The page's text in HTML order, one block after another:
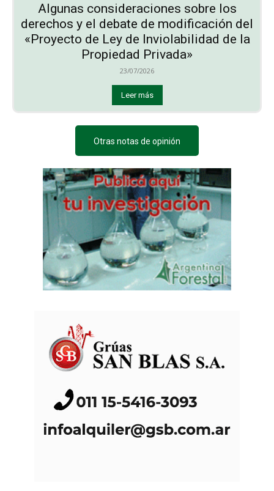
Algunas consideraciones sobre los
derechos y el debate de modificación del
«Proyecto de Ley de Inviolabilidad de la
Propiedad Privada»
23/07/2026
Leer más
Otras notas de opinión